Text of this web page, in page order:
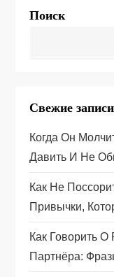
а
я
п
о
з
а
п
Поиск
Свежие записи
Когда Он
Давить И Не
Как Не
Привычки,
Как Говорить
Партнёра: